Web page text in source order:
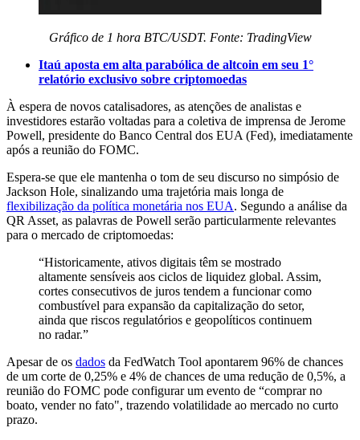
Gráfico de 1 hora BTC/USDT. Fonte: TradingView
Itaú aposta em alta parabólica de altcoin em seu 1°
relatório exclusivo sobre criptomoedas
À espera de novos catalisadores, as atenções de analistas e
investidores estarão voltadas para a coletiva de imprensa de Jerome
Powell, presidente do Banco Central dos EUA (Fed), imediatamente
após a reunião do FOMC.
Espera-se que ele mantenha o tom de seu discurso no simpósio de
Jackson Hole, sinalizando uma trajetória mais longa de
flexibilização da política monetária nos EUA. Segundo a análise da
QR Asset, as palavras de Powell serão particularmente relevantes
para o mercado de criptomoedas:
“Historicamente, ativos digitais têm se mostrado
altamente sensíveis aos ciclos de liquidez global. Assim,
cortes consecutivos de juros tendem a funcionar como
combustível para expansão da capitalização do setor,
ainda que riscos regulatórios e geopolíticos continuem
no radar.”
Apesar de os dados da FedWatch Tool apontarem 96% de chances
de um corte de 0,25% e 4% de chances de uma redução de 0,5%, a
reunião do FOMC pode configurar um evento de “comprar no
boato, vender no fato", trazendo volatilidade ao mercado no curto
prazo.